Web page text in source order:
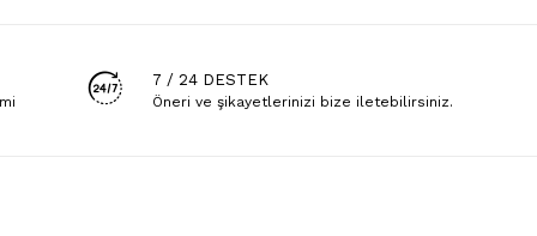
7 / 24 DESTEK
Öneri ve şikayetlerinizi bize iletebilirsiniz.